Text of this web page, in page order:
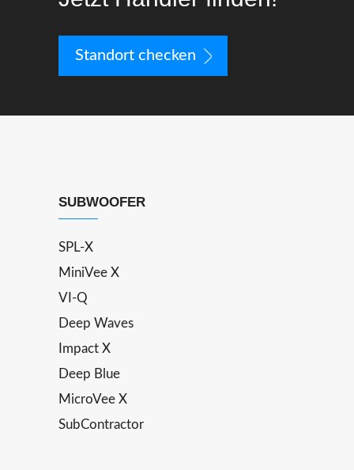
Standort checken
SUBWOOFER
SPL-X
MiniVee X
VI-Q
Deep Waves
Impact X
Deep Blue
MicroVee X
SubContractor